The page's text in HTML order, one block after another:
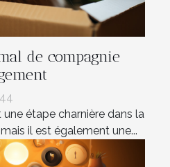
de compagnie
étape charnière dans la
il est également une...